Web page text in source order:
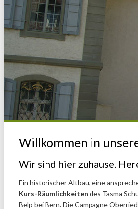
Willkommen in
Wir sind hier zuhause.
Ein historischer Altbau, eine
Kurs-Räumlichkeiten des Tasma
Belp bei Bern. Die Campagne